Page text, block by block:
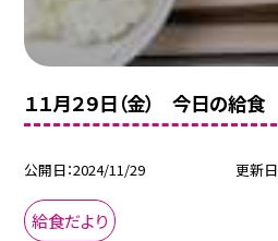
１１月２９日（金） 今日の給食
公開日 2024/11/29 更新日
給食だより